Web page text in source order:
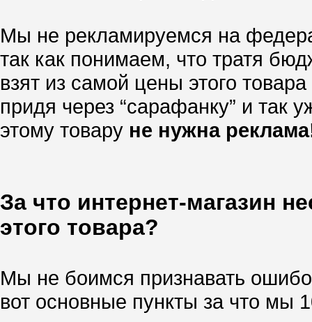
Мы не рекламируемся на
так как понимаем, что тратя
взят из самой цены этого
придя через “сарафанку” и так
этому товару не нужна
За что интернет-магазин
этого товара?
Мы не боимся признавать
вот основные пункты за что мы